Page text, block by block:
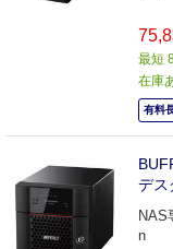
最短
在庫
有料
デス
NAS
n